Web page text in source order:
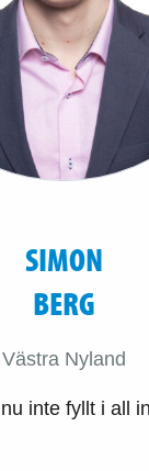
SIMON
BERG
Västra Nyland
inte fyllt i all